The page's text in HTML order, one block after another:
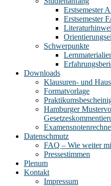
Erstsemester
Erstsemester
Schwerpunkte
Downloads
Klausuren- und
Formatvorlage
Hamburger
Datenschmutz
FAQ – Wie weiter
Pressestimmen
Plenum
Kontakt
Impressum